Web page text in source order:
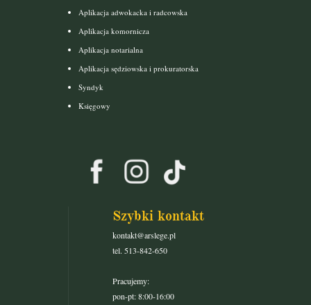
Aplikacja adwokacka i radcowska
Aplikacja komornicza
Aplikacja notarialna
Aplikacja sędziowska i prokuratorska
Syndyk
Księgowy
Szybki kontakt
kontakt@arslege.pl
tel. 513-842-650
Pracujemy:
pon-pt: 8:00-16:00